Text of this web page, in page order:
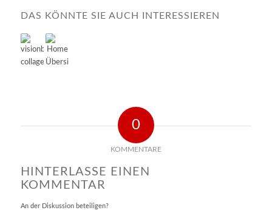
DAS KÖNNTE SIE AUCH INTERESSIEREN
0
KOMMENTARE
HINTERLASSE EINEN
KOMMENTAR
An der Diskussion beteiligen?